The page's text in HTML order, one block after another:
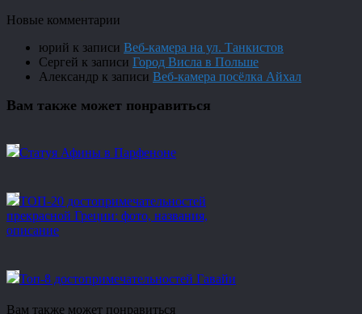
Новые комментарии
юрий к записи Веб-камера на ул. Танкистов
Сергей к записи Город Висла в Польше
Александр к записи Веб-камера посёлка Айхал
Вам также может понравиться
Статуя Афины в Парфеноне
ТОП-20 достопримечательностей
прекрасной Греции: фото, названия,
описание
Топ-8 достопримечательностей Гавайи
Вам также может понравиться